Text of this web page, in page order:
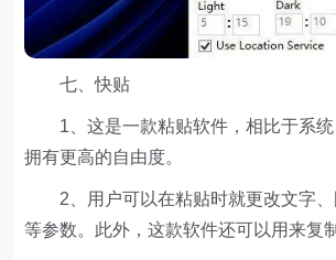
七、快贴
1、这是一款粘贴软件，相比于系统
拥有更高的自由度。
2、用户可以在粘贴时就更改文字、
等参数。此外，这款软件还可以用来复